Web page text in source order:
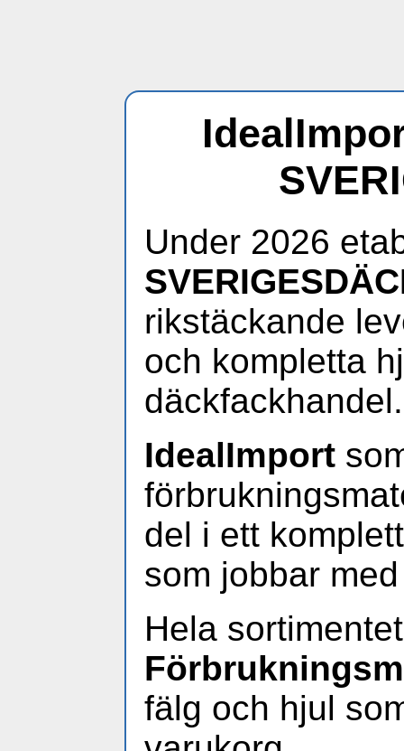
Under 2026
rikstäckande
och kompletta
däckfackhandel.
IdealImport
del i ett
som jobbar
Hela
fälg och hjul